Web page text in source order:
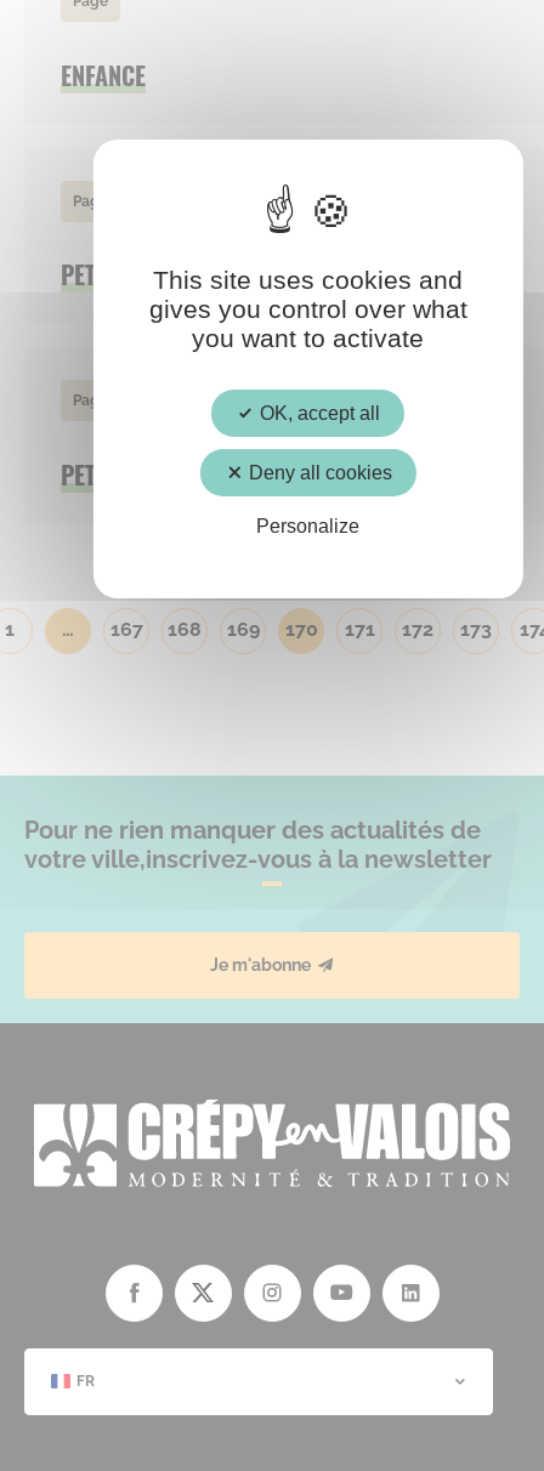
ENFANCE
Page
PETITE ENFANCE
Page
PETITE ENFANCE ET ENFANCE
1 … 167 168 169 170 171 172 173
Pour ne rien manquer des actualités de
votre ville,inscrivez-vous à la newsletter
Je m'abonne
FR
This site uses cookies and
gives you control over what
you want to activate
OK, accept all
Deny all cookies
Personalize